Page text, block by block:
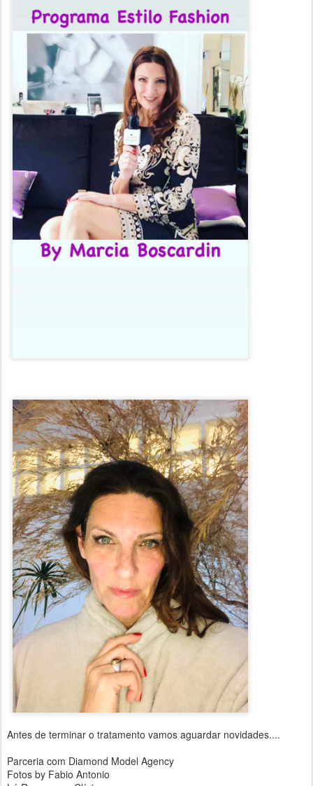
Antes de terminar o tratamento vamos aguardar novidades....
Parceria com Diamond Model Agency
Fotos by Fabio Antonio